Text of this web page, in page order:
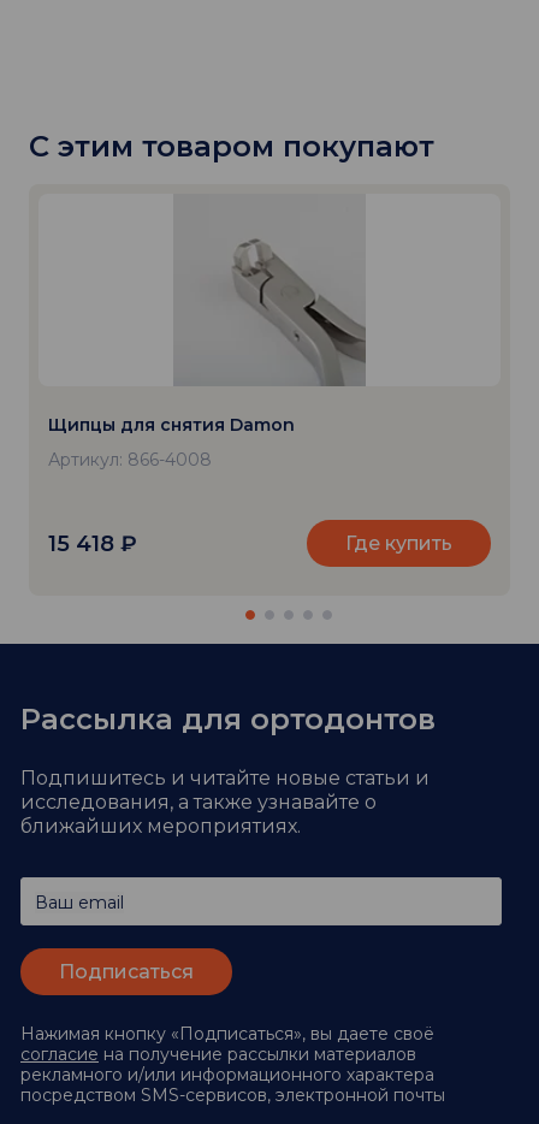
С этим товаром покупают
Щипцы для снятия Damon
Артикул: 866-4008
15 418 ₽ Где купить
Рассылка для ортодонтов
Подпишитесь и читайте новые статьи и
исследования, а также узнавайте о
ближайших мероприятиях.
Ваш email
Нажимая кнопку «Подписаться», вы даете своё
согласие на получение рассылки материалов
рекламного и/или информационного характера
посредством SMS-сервисов, электронной почты